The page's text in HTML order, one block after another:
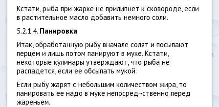
Кстати, рыба при жарке не прилипнет к сковороде, если
в растительное масло добавить немного соли.
5.2.1.4. Панировка
Итак, обработанную рыбу вначале солят и посыпают
перцем и лишь потом панируют в муке. Кстати,
некоторые кулинары утверждают, что рыба не
распадется, если ее обсыпать мукой.
Если рыбу жарят с небольшим количеством жира, то
панировать ее надо в муке непосред¬ственно перед
жареньем.